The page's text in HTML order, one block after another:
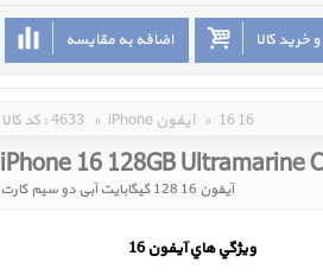
اضافه به مقایسه خرید کالا
کد کالا : 4633 » iPhone آیفون » 16 16
iPhone 16 128GB Ultramarine
آیفون 16 128 گیگابایت آبی دو سیم کارت
ويژگي هاي آيفون 16